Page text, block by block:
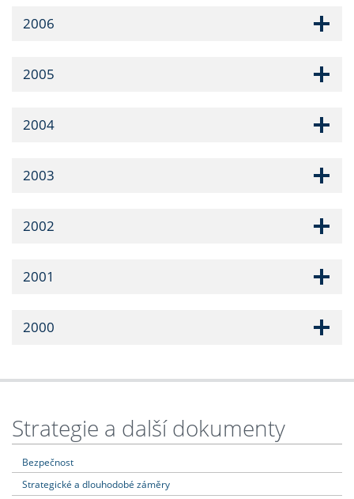
2006
2005
2004
2003
2002
2001
2000
Strategie a další dokumenty
Bezpečnost
Strategické a dlouhodobé záměry